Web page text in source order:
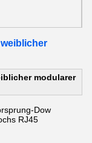
modularer
Dow
RJ45